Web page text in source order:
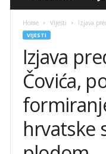
Home Vijesti Izjava
VIJESTI
Izjava
Čovića,
hrvatske